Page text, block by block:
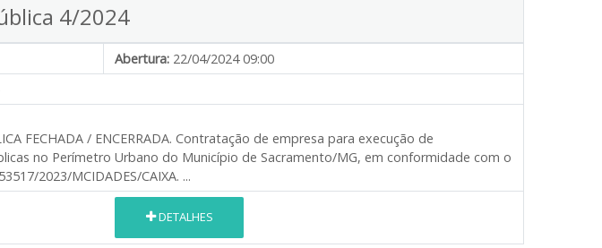
4/2024
Abertura: 22/04/2024 09:00
FECHADA / ENCERRADA. Contratação de empresa para execução de
no Perímetro Urbano do Município de Sacramento/MG, em conformidade com o
2023/MCIDADES/CAIXA. ...
DETALHES